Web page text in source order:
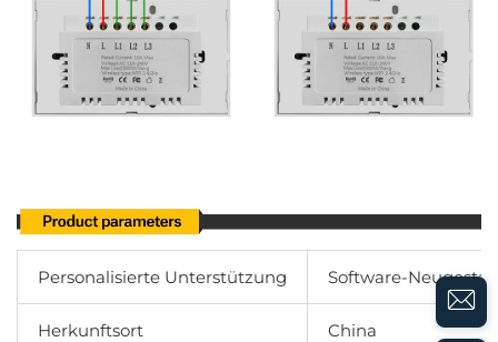
Personalisierte Unterstützung Software-
Herkunftsort China